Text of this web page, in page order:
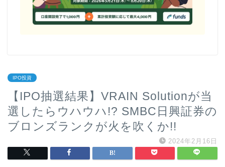
IPO投資
【IPO抽選結果】VRAIN Solutionが当
選したらウハウハ!? SMBC日興証券の
ブロンズランクが火を吹くか!!
2024年2月16日